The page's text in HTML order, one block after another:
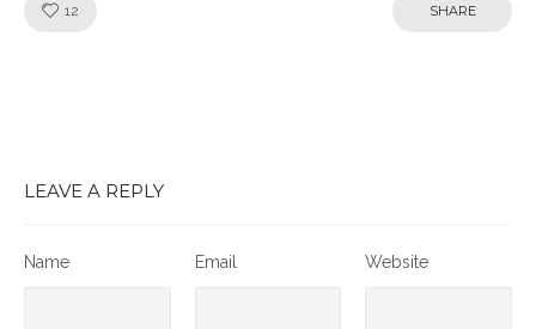
12 SHARE
LEAVE A REPLY
Name Email Website